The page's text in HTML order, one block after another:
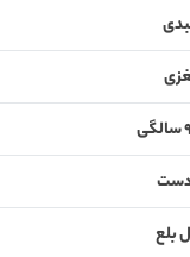
دست
بلع